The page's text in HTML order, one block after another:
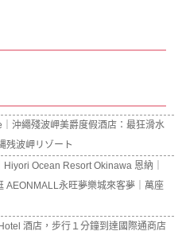
沖繩殘波岬美爵度假酒店：最狂滑水
残波岬リゾート
Ocean Resort Okinawa 恩納｜
AEONMALL永旺夢樂城來客夢｜萬座
酒店，步行１分鐘到達國際通商店